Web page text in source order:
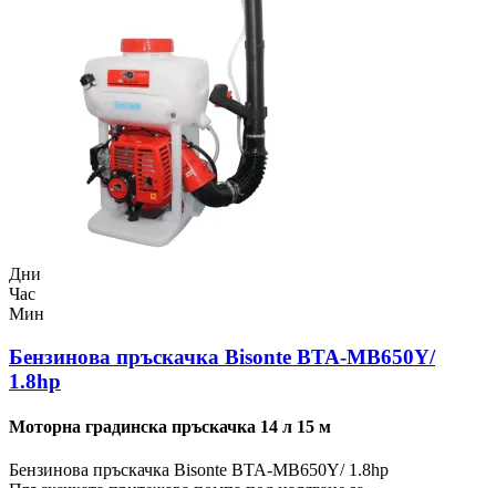
Дни
Час
Мин
Бензинова пръскачка Bisonte BTA-MB650Y/
1.8hp
Моторна градинска пръскачка 14 л 15 м
Бензинова пръскачка Bisonte BTA-MB650Y/ 1.8hp